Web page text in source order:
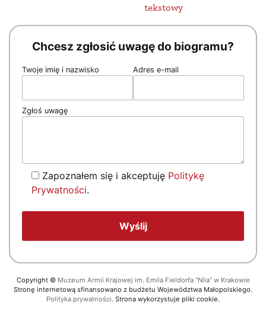
tekstowy
Chcesz zgłosić uwagę do biogramu?
Twoje imię i nazwisko Adres e-mail
Zgłoś uwagę
Zapoznałem się i akceptuję Politykę
Prywatności.
Copyright © Muzeum Armii Krajowej im. Emila Fieldorfa “Nila” w Krakowie
Stronę internetową sfinansowano z budżetu Województwa Małopolskiego.
Polityka prywatności. Strona wykorzystuje pliki cookie.